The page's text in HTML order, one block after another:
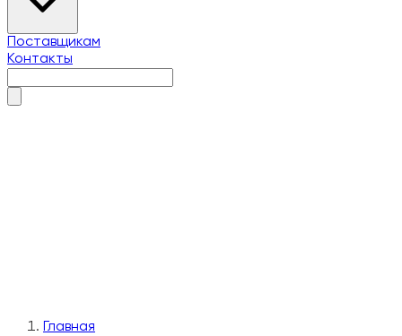
Поставщикам
Контакты
Главная